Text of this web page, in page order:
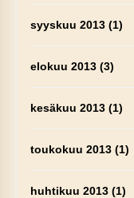
syyskuu 2013(1)
elokuu 2013(3)
kesäkuu 2013(1)
toukokuu 2013(1)
huhtikuu 2013(1)